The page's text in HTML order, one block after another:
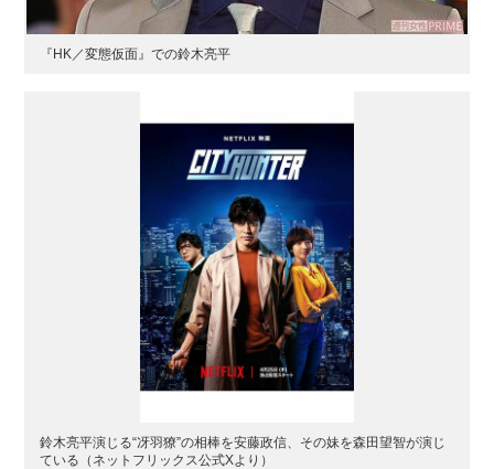
『HK／変態仮面』での鈴木亮平
鈴木亮平演じる“冴羽獠”の相棒を安藤政信、その妹を森田望智が演じ
ている（ネットフリックス公式Xより）